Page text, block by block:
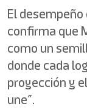
El
confirma que
como un
donde cada
proyección y
une”.